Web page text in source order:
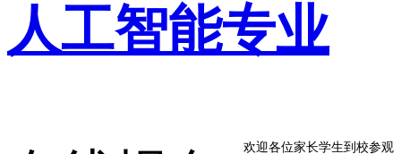
人工智能专业
欢迎各位家长学生到校参观